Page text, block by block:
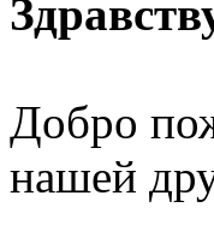
Добро
нашей